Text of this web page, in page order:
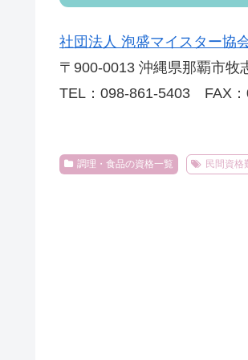
社団法人 泡盛マイスター協
〒900-0013 沖縄県那覇市牧
TEL：098-861-5403 FAX：
調理・食品の資格一覧 民間資格